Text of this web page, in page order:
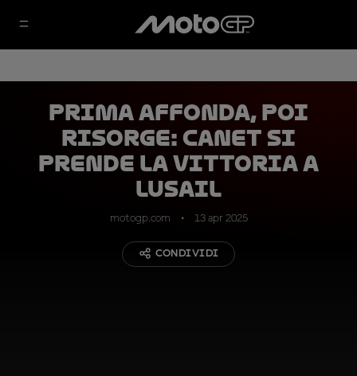
Prima affonda, poi
risorge: Canet si
prende la vittoria a
Lusail
motogp.com 13 apr 2025
CONDIVIDI